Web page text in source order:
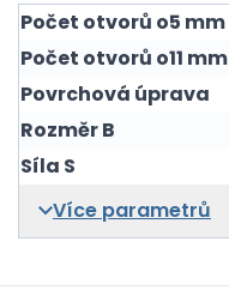
Počet otvorů o5 mm
Počet otvorů o11 mm
Povrchová úprava
Rozměr B
Síla S
Více parametrů